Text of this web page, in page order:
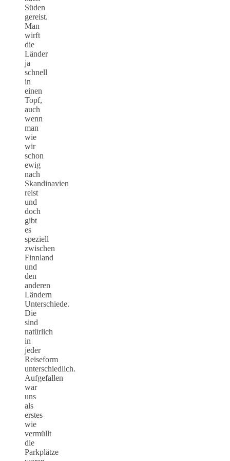
Süden
gereist.
Man
wirft
die
Länder
ja
schnell
in
einen
Topf,
auch
wenn
man
wie
wir
schon
ewig
nach
Skandinavien
reist
und
doch
gibt
es
speziell
zwischen
Finnland
und
den
anderen
Ländern
Unterschiede.
Die
sind
natürlich
in
jeder
Reiseform
unterschiedlich.
Aufgefallen
war
uns
als
erstes
wie
vermüllt
die
Parkplätze